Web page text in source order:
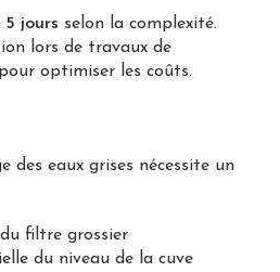
5 jours selon la complexité.
lors de travaux de
optimiser les coûts.
des eaux grises nécessite un
filtre grossier
du niveau de la cuve